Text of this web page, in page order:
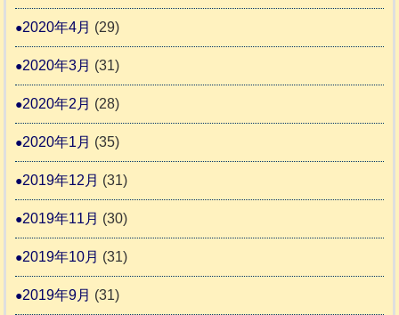
2020年4月 (29)
2020年3月 (31)
2020年2月 (28)
2020年1月 (35)
2019年12月 (31)
2019年11月 (30)
2019年10月 (31)
2019年9月 (31)